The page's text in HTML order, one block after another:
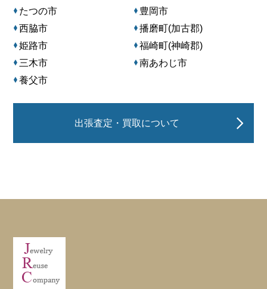
たつの市
豊岡市
西脇市
播磨町(加古郡)
姫路市
福崎町(神崎郡)
三木市
南あわじ市
養父市
出張査定・買取について